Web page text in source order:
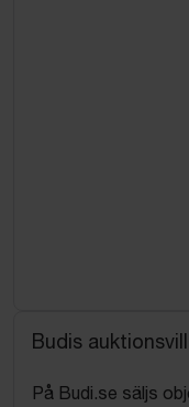
Budis
På Budi.se säljs